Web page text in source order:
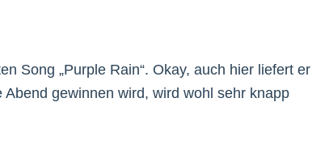
Song „Purple Rain“. Okay, auch hier liefert er
gewinnen wird, wird wohl sehr knapp